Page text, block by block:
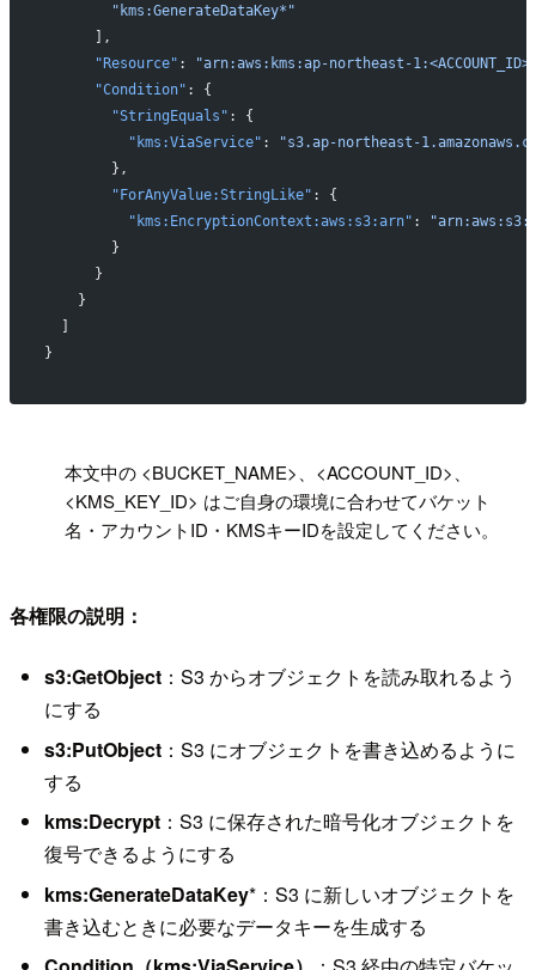
        "kms:GenerateDataKey*"
      ],
      "Resource"
:
"arn:aws:kms:ap-northeast-
      "Condition"
: {
        "StringEquals"
: {
          "kms:ViaService"
:
"s3.ap-northeast-
        },
        "ForAnyValue:StringLike"
: {
          "kms:EncryptionContext:aws:s3:arn"
:
        }
      }
    }
}
本文中の <BUCKET_NAME>、<ACCOUNT_ID>、
<KMS_KEY_ID> はご自身の環境に合わせてバケット
名・アカウントID・KMSキーIDを設定してください。
各権限の説明：
s3:GetObject：S3 からオブジェクトを読み取れるよう
にする
s3:PutObject：S3 にオブジェクトを書き込めるように
する
kms:Decrypt：S3 に保存された暗号化オブジェクトを
復号できるようにする
kms:GenerateDataKey*：S3 に新しいオブジェクトを
書き込むときに必要なデータキーを生成する